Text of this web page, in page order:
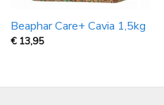
Beaphar Care+ Cavia 1,5kg
€ 13,95